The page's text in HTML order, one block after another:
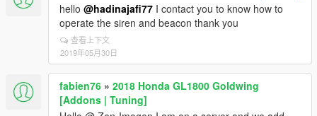
hello @hadinajafi77 I contact you to know how to
operate the siren and beacon thank you
查看上下文
2019年05月30日
fabien76 » 2018 Honda GL1800 Goldwing
[Addons | Tuning]